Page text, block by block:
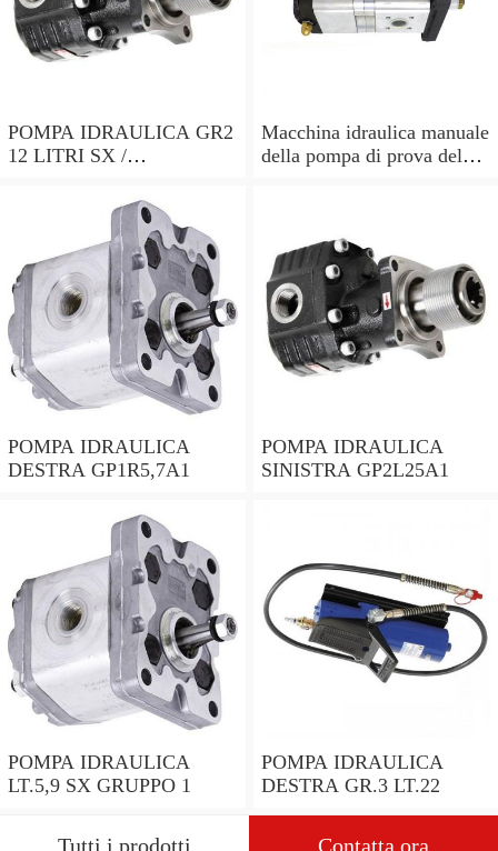
POMPA IDRAULICA GR2
12 LITRI SX /
12 LITER SX
Macchina idraulica manuale
della pompa di prova del
POMPA IDRAULICA
DESTRA GP1R5,7A1
POMPA IDRAULICA
SINISTRA GP2L25A1
POMPA IDRAULICA
LT.5,9 SX GRUPPO 1
POMPA IDRAULICA
DESTRA GR.3 LT.22
Tutti i prodotti Contatta ora